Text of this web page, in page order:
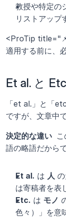
教授や特定の
リストアップ
<ProTip
適用する前に、
Et al. と
「et al.」と「
ですが、文章中
決定的な違い
語の略語だから
Et al. は 人
は寄稿者を表
Etc. は モノ
色々）」を意